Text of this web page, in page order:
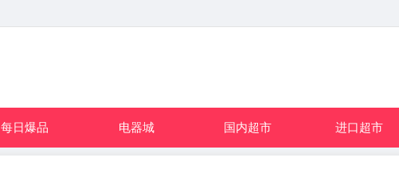
每日爆品 电器城 国内超市 进口超市